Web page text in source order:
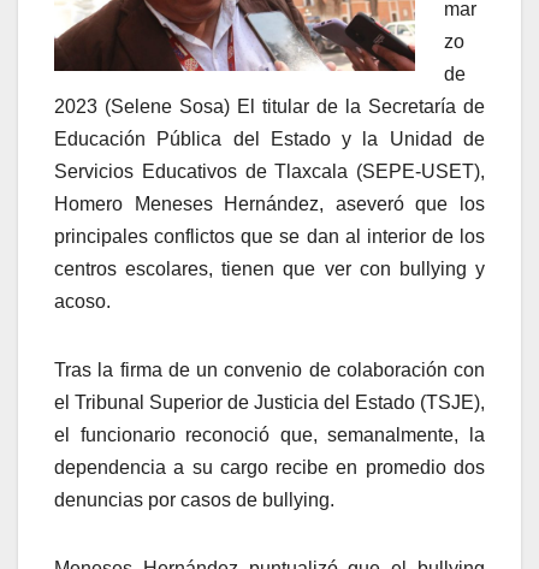
mar
zo
de
2023 (Selene Sosa) El titular de la Secretaría de
Educación Pública del Estado y la Unidad de
Servicios Educativos de Tlaxcala (SEPE-USET),
Homero Meneses Hernández, aseveró que los
principales conflictos que se dan al interior de los
centros escolares, tienen que ver con bullying y
acoso.
Tras la firma de un convenio de colaboración con
el Tribunal Superior de Justicia del Estado (TSJE),
el funcionario reconoció que, semanalmente, la
dependencia a su cargo recibe en promedio dos
denuncias por casos de bullying.